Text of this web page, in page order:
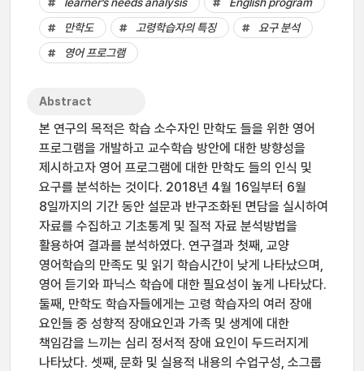
만학도
고령학습자의 특징
요구 분석
영어 프로그램
Abstract
본 연구의 목적은 학습 소수자인 만학도 들을 위한 영어
프로그램을 개발하고 교수학습 방안에 대한 방향성을
제시하고자 영어 프로그램에 대한 만학도 들의 인식 및
요구를 분석하는 것이다. 2018년 4월 16일부터 6월
8일까지의 기간 동안 설문과 반구조화된 면담을 실시하여
자료를 수집하고 기초통계 및 질적 자료 분석방법을
활용하여 결과를 분석하였다. 연구결과 첫째, 교양
영어학습의 만족도 및 읽기 학습시간이 낮게 나타났으며,
영어 듣기와 파닉스 학습에 대한 필요성이 높게 나타났다.
둘째, 만학도 학습자들에게는 고령 학습자의 여러 장애
요인들 중 성향적 장애요인과 가족 및 생계에 대한
책임감을 느끼는 심리 정서적 장애 요인이 두드러지게
나타났다. 셋째, 문화 및 실용적 내용의 수업구성, 소그룹